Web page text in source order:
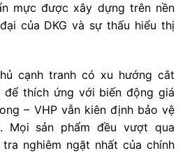
mực được xây dựng trên nền
của DKG và sự thấu hiểu thị
cạnh tranh có xu hướng cắt
để thích ứng với biến động giá
– VHP vẫn kiên định bảo vệ
Mọi sản phẩm đều vượt qua
nghiêm ngặt nhất của chính